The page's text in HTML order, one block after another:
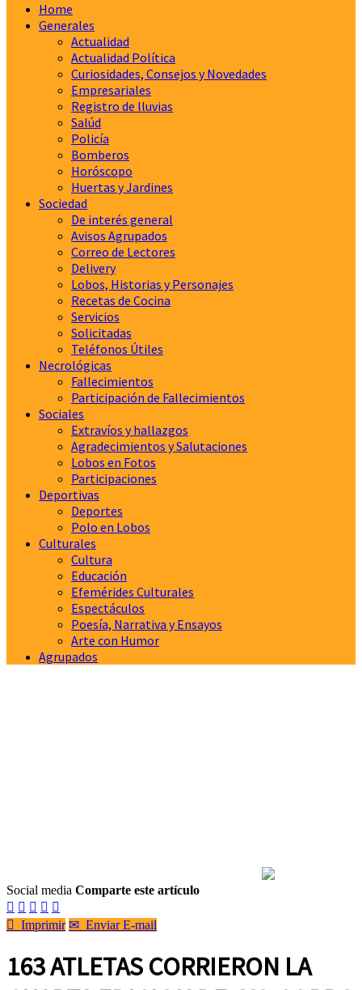
Home
Generales
Actualidad
Actualidad Política
Curiosidades, Consejos y Novedades
Empresariales
Registro de lluvias
Salúd
Policía
Bomberos
Horóscopo
Huertas y Jardines
Sociedad
De interés general
Avisos Agrupados
Correo de Lectores
Delivery
Lobos, Historias y Personajes
Recetas de Cocina
Servicios
Solicitadas
Teléfonos Útiles
Necrológicas
Fallecimientos
Participación de Fallecimientos
Sociales
Extravíos y hallazgos
Agradecimientos y Salutaciones
Lobos en Fotos
Participaciones
Deportivas
Deportes
Polo en Lobos
Culturales
Cultura
Educación
Efemérides Culturales
Espectáculos
Poesía, Narrativa y Ensayos
Arte con Humor
Agrupados
Social media Comparte este artículo
    
 Imprimir ✉ Enviar E-mail
163 ATLETAS CORRIERON LA